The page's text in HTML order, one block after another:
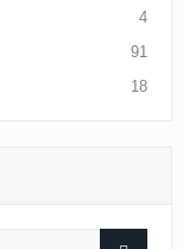
4
91
18